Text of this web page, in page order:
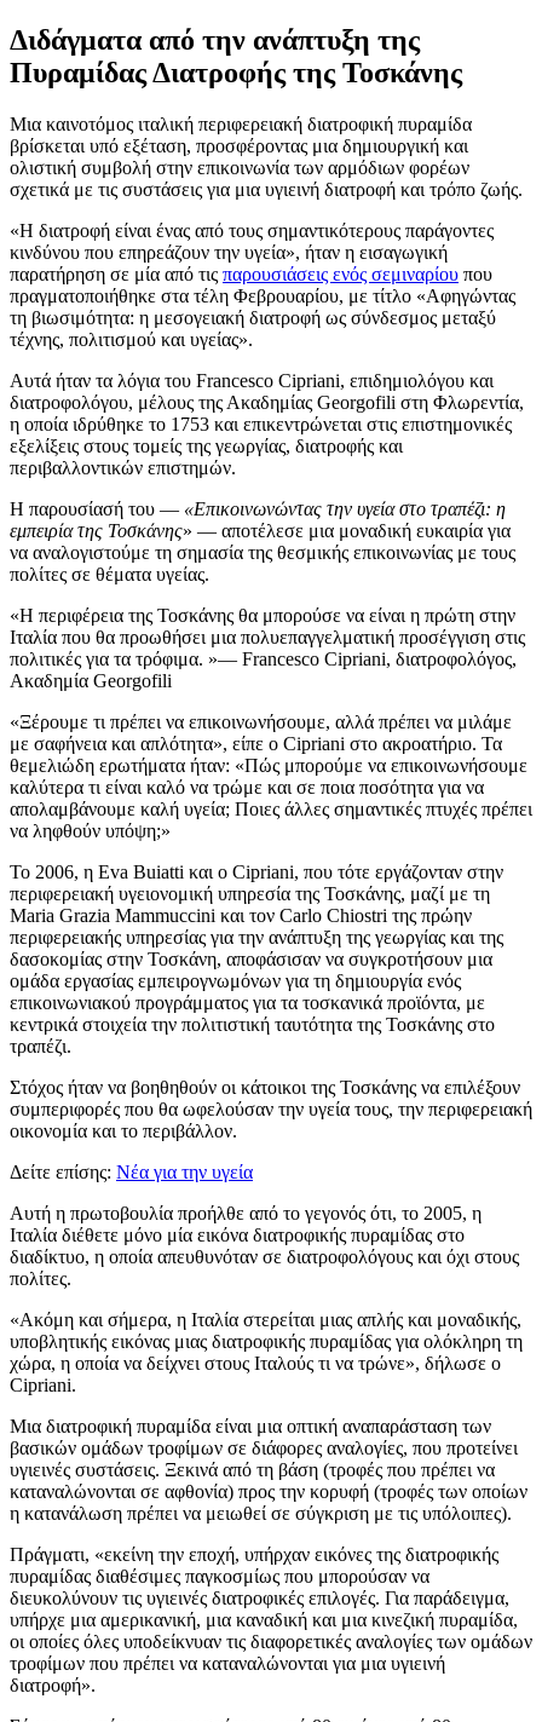
Διδάγματα από την ανάπτυξη της
Πυραμίδας Διατροφής της Τοσκάνης
Μια καινοτόμος ιταλική περιφερειακή διατροφική πυραμίδα
βρίσκεται υπό εξέταση, προσφέροντας μια δημιουργική και
ολιστική συμβολή στην επικοινωνία των αρμόδιων φορέων
σχετικά με τις συστάσεις για μια υγιεινή διατροφή και τρόπο ζωής.
«Η διατροφή είναι ένας από τους σημαντικότερους παράγοντες
κινδύνου που επηρεάζουν την υγεία», ήταν η εισαγωγική
παρατήρηση σε μία από τις παρουσιάσεις ενός σεμιναρίου που
πραγματοποιήθηκε στα τέλη Φεβρουαρίου, με τίτλο «Αφηγώντας
τη βιωσιμότητα: η μεσογειακή διατροφή ως σύνδεσμος μεταξύ
τέχνης, πολιτισμού και υγείας».
Αυτά ήταν τα λόγια του Francesco Cipriani, επιδημιολόγου και
διατροφολόγου, μέλους της Ακαδημίας Georgofili στη Φλωρεντία,
η οποία ιδρύθηκε το 1753 και επικεντρώνεται στις επιστημονικές
εξελίξεις στους τομείς της γεωργίας, διατροφής και
περιβαλλοντικών επιστημών.
Η παρουσίασή του — «Επικοινωνώντας την υγεία στο τραπέζι: η
εμπειρία της Τοσκάνης» — αποτέλεσε μια μοναδική ευκαιρία για
να αναλογιστούμε τη σημασία της θεσμικής επικοινωνίας με τους
πολίτες σε θέματα υγείας.
Η περιφέρεια της Τοσκάνης θα μπορούσε να είναι η πρώτη στην
Ιταλία που θα προωθήσει μια πολυεπαγγελματική προσέγγιση στις
πολιτικές για τα τρόφιμα.
— Francesco Cipriani, διατροφολόγος,
Ακαδημία Georgofili
«Ξέρουμε τι πρέπει να επικοινωνήσουμε, αλλά πρέπει να μιλάμε
με σαφήνεια και απλότητα», είπε ο Cipriani στο ακροατήριο. Τα
θεμελιώδη ερωτήματα ήταν: «Πώς μπορούμε να επικοινωνήσουμε
καλύτερα τι είναι καλό να τρώμε και σε ποια ποσότητα για να
απολαμβάνουμε καλή υγεία; Ποιες άλλες σημαντικές πτυχές πρέπει
να ληφθούν υπόψη;»
Το 2006, η Eva Buiatti και ο Cipriani, που τότε εργάζονταν στην
περιφερειακή υγειονομική υπηρεσία της Τοσκάνης, μαζί με τη
Maria Grazia Mammuccini και τον Carlo Chiostri της πρώην
περιφερειακής υπηρεσίας για την ανάπτυξη της γεωργίας και της
δασοκομίας στην Τοσκάνη, αποφάσισαν να συγκροτήσουν μια
ομάδα εργασίας εμπειρογνωμόνων για τη δημιουργία ενός
επικοινωνιακού προγράμματος για τα τοσκανικά προϊόντα, με
κεντρικά στοιχεία την πολιτιστική ταυτότητα της Τοσκάνης στο
τραπέζι.
Στόχος ήταν να βοηθηθούν οι κάτοικοι της Τοσκάνης να επιλέξουν
συμπεριφορές που θα ωφελούσαν την υγεία τους, την περιφερειακή
οικονομία και το περιβάλλον.
Δείτε επίσης: Νέα για την υγεία
Αυτή η πρωτοβουλία προήλθε από το γεγονός ότι, το 2005, η
Ιταλία διέθετε μόνο μία εικόνα διατροφικής πυραμίδας στο
διαδίκτυο, η οποία απευθυνόταν σε διατροφολόγους και όχι στους
πολίτες.
«Ακόμη και σήμερα, η Ιταλία στερείται μιας απλής και μοναδικής,
υποβλητικής εικόνας μιας διατροφικής πυραμίδας για ολόκληρη τη
χώρα, η οποία να δείχνει στους Ιταλούς τι να τρώνε», δήλωσε ο
Cipriani.
Μια διατροφική πυραμίδα είναι μια οπτική αναπαράσταση των
βασικών ομάδων τροφίμων σε διάφορες αναλογίες, που προτείνει
υγιεινές συστάσεις. Ξεκινά από τη βάση (τροφές που πρέπει να
καταναλώνονται σε αφθονία) προς την κορυφή (τροφές των οποίων
η κατανάλωση πρέπει να μειωθεί σε σύγκριση με τις υπόλοιπες).
Πράγματι, «εκείνη την εποχή, υπήρχαν εικόνες της διατροφικής
πυραμίδας διαθέσιμες παγκοσμίως που μπορούσαν να
διευκολύνουν τις υγιεινές διατροφικές επιλογές. Για παράδειγμα,
υπήρχε μια αμερικανική, μια καναδική και μια κινεζική πυραμίδα,
οι οποίες όλες υποδείκνυαν τις διαφορετικές αναλογίες των ομάδων
τροφίμων που πρέπει να καταναλώνονται για μια υγιεινή
διατροφή».